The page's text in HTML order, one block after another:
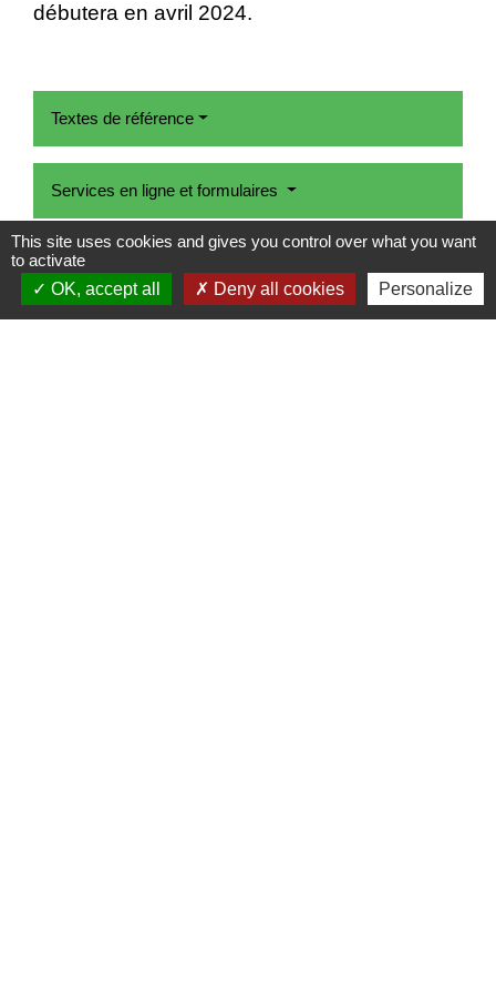
débutera en avril 2024.
Textes de référence
Services en ligne et formulaires
Et aussi
Impôt sur le revenu - Salaire et autres revenus
This site uses cookies and gives you control over what you want
to activate
OK, accept all
Deny all cookies Personalize